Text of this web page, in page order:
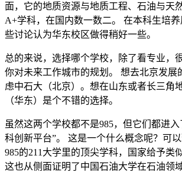
面，它的地质资源与地质工程、石油与天
A+学科，在国内数一数二。 在本科生培
些讨论认为华东校区做得稍好一些。
总的来说，选择哪个学校，除了看专业，
你对未来工作城市的规划。 想去北京发展
虑中石大（北京）。想在山东或者长三角
（华东）是个不错的选择。
虽然这两个学校都不是985，但它们都进入
科创新平台”。 这是一个什么概念呢？可
985的211大学里的顶尖学科，国家给予类
这也从侧面证明了中国石油大学在石油领